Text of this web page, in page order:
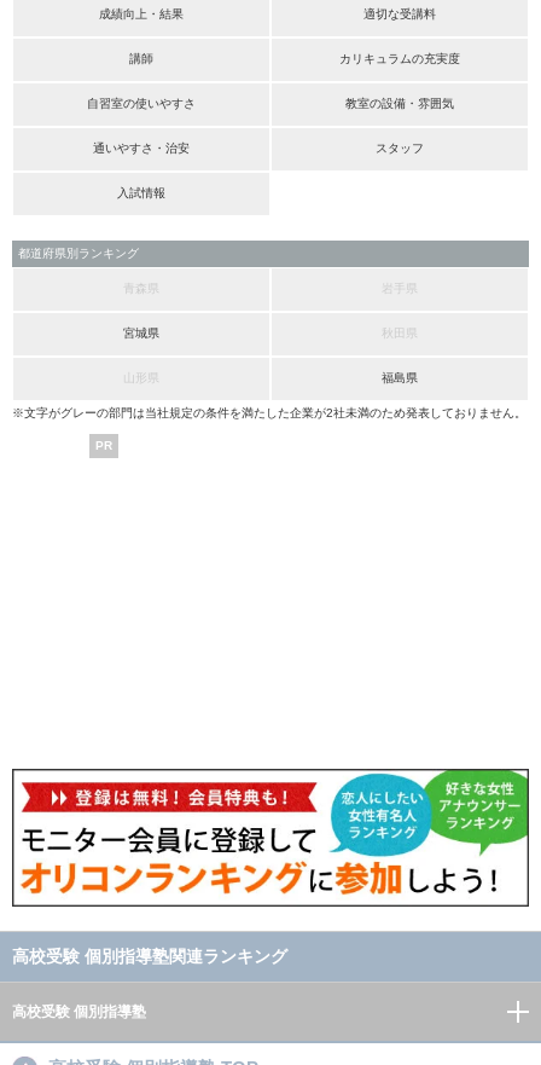
成績向上・結果 適切な受講料
講師 カリキュラムの充実度
自習室の使いやすさ 教室の設備・雰囲気
通いやすさ・治安 スタッフ
入試情報
都道府県別ランキング
青森県 岩手県
宮城県 秋田県
山形県 福島県
※文字がグレーの部門は当社規定の条件を満たした企業が2社未満のため発表しておりません。
PR
高校受験 個別指導塾関連ランキング
高校受験 個別指導塾